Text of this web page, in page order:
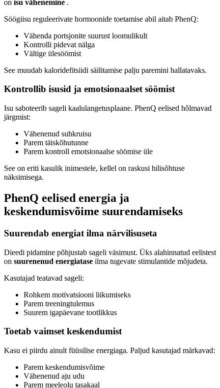
on isu vähenemine .
Söögiisu reguleerivate hormoonide toetamise abil aitab PhenQ:
Vähenda portsjonite suurust loomulikult
Kontrolli pidevat nälga
Vältige ülesöömist
See muudab kaloridefitsiidi säilitamise palju paremini hallatavaks.
Kontrollib isusid ja emotsionaalset söömist
Isu saboteerib sageli kaalulangetusplaane. PhenQ eelised hõlmavad
järgmist:
Vähenenud suhkruisu
Parem täiskõhutunne
Parem kontroll emotsionaalse söömise üle
See on eriti kasulik inimestele, kellel on raskusi hilisõhtuse
näksimisega.
PhenQ eelised energia ja
keskendumisvõime suurendamiseks
Suurendab energiat ilma närvilisuseta
Dieedi pidamine põhjustab sageli väsimust. Üks alahinnatud eelistest
on suurenenud energiatase ilma tugevate stimulantide mõjudeta.
Kasutajad teatavad sageli:
Rohkem motivatsiooni liikumiseks
Parem treeningtulemus
Suurem igapäevane tootlikkus
Toetab vaimset keskendumist
Kasu ei piirdu ainult füüsilise energiaga. Paljud kasutajad märkavad:
Parem keskendumisvõime
Vähenenud aju udu
Parem meeleolu tasakaal